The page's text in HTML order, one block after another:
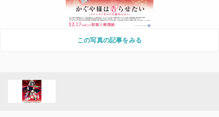
この写真の記事をみる